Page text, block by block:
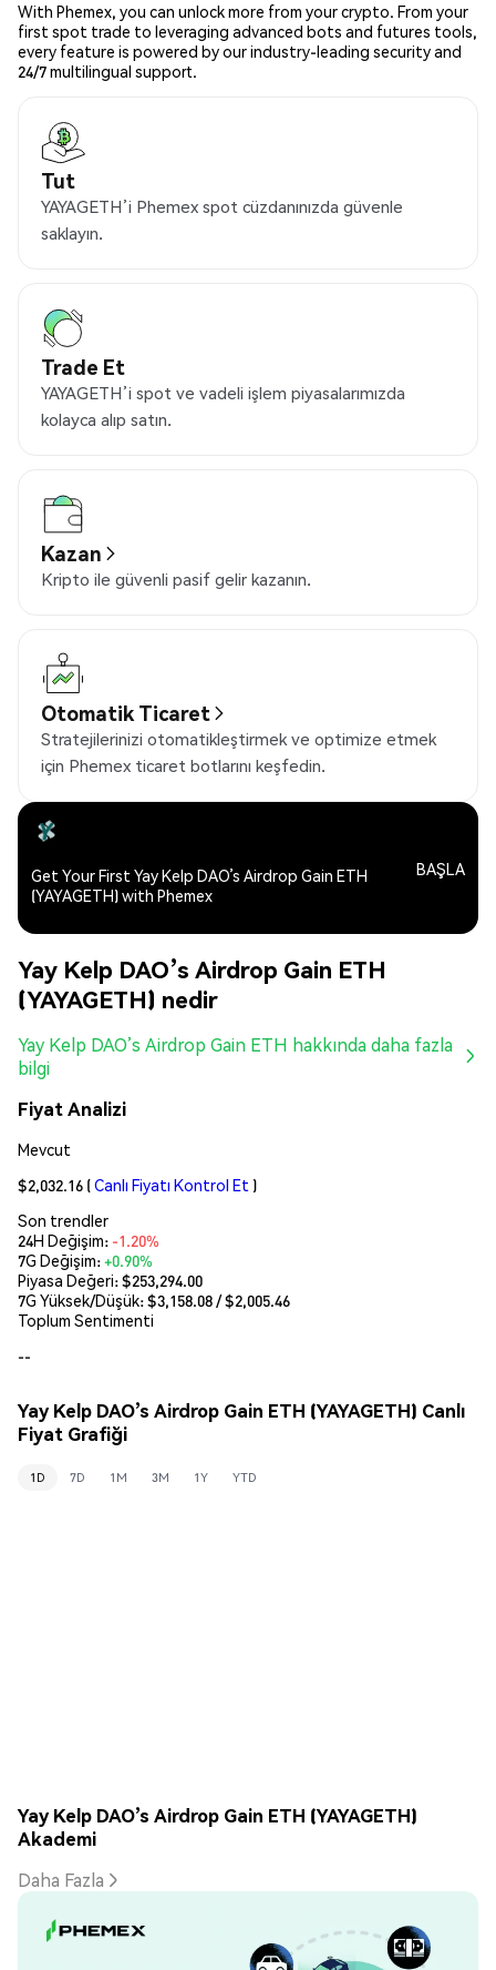
With Phemex, you can unlock more from your crypto. From your
first spot trade to leveraging advanced bots and futures tools,
every feature is powered by our industry-leading security and
24/7 multilingual support.
Tut
YAYAGETH’i Phemex spot cüzdanınızda güvenle
saklayın.
Trade Et
YAYAGETH’i spot ve vadeli işlem piyasalarımızda
kolayca alıp satın.
Kazan
Kripto ile güvenli pasif gelir kazanın.
Otomatik Ticaret
Stratejilerinizi otomatikleştirmek ve optimize etmek
için Phemex ticaret botlarını keşfedin.
Get Your First Yay Kelp DAO’s Airdrop Gain ETH
(YAYAGETH) with Phemex
BAŞLA
Yay Kelp DAO’s Airdrop Gain ETH
(YAYAGETH) nedir
Yay Kelp DAO’s Airdrop Gain ETH hakkında daha fazla
bilgi
Fiyat Analizi
Mevcut
$2,032.16 (Canlı Fiyatı Kontrol Et )
Son trendler
24H Değişim: -1.20%
7G Değişim:+0.90%
Piyasa Değeri:$253,294.00
7G Yüksek/Düşük: $3,158.08/ $2,005.46
Toplum Sentimenti
--
Yay Kelp DAO’s Airdrop Gain ETH (YAYAGETH) Canlı
Fiyat Grafiği
1D 7D 1M 3M 1Y YTD
Yay Kelp DAO’s Airdrop Gain ETH (YAYAGETH)
Akademi
Daha Fazla